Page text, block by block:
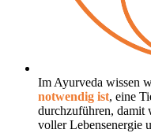
Im Ayurveda wissen
notwendig ist, eine
durchzuführen, damit
voller Lebensenergie